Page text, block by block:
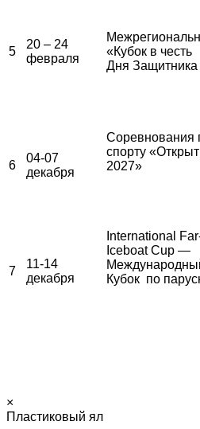
5
20 – 24
февраля
«Кубок в честь
Дня Защитника
6
04-07
декабря
Соревнования
спорту
2027»
7
11-14
декабря
International
Iceboat Cup —
Кубок по
×
Пластиковый ял